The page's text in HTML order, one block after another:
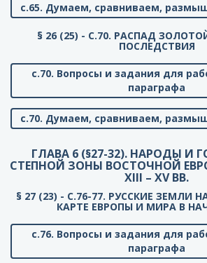
с.65. Думаем, сравниваем,
§ 26 (25) - C.70. РАСПАД
ПОСЛЕДСТВИЯ
с.70. Вопросы и задания для
параграфа
с.70. Думаем, сравниваем,
ГЛАВА 6 (§27-32). НАРОДЫ И
СТЕПНОЙ ЗОНЫ ВОСТОЧНОЙ
XIII – XV ВВ.
§ 27 (23) - C.76-77. РУССКИЕ ЗЕМЛИ
КАРТЕ ЕВРОПЫ И МИРА В
с.76. Вопросы и задания для
параграфа